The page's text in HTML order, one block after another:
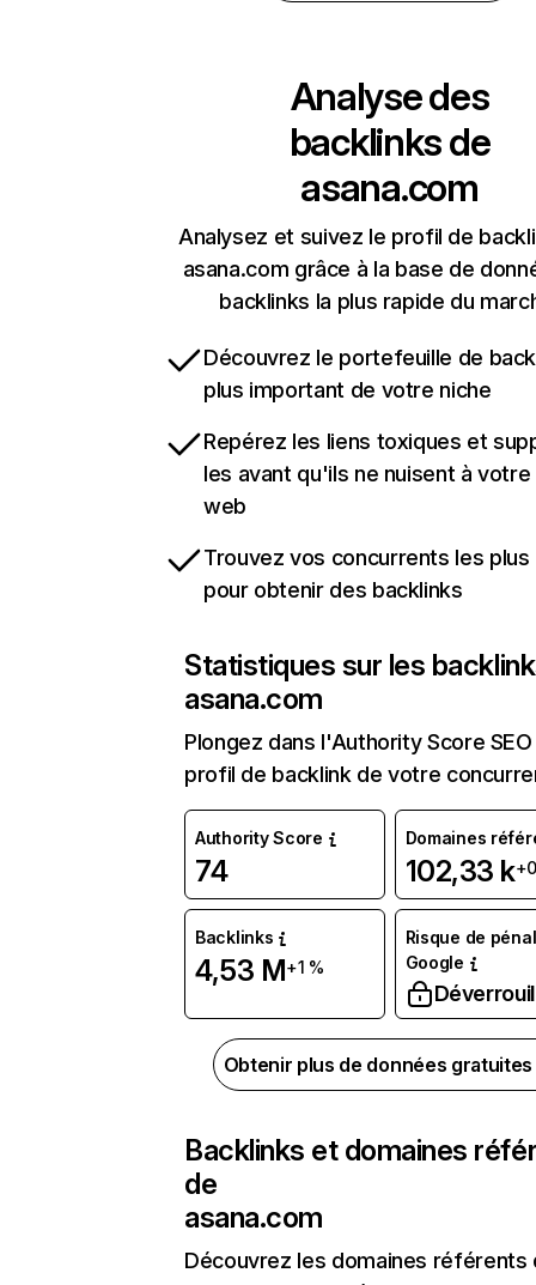
Analyse des
backlinks de
asana.com
Analysez et suivez le profil de
asana.com grâce à la base de
backlinks la plus rapide du
Découvrez le portefeuille de
plus important de votre niche
Repérez les liens toxiques et
les avant qu'ils ne nuisent à
web
Trouvez vos concurrents les
pour obtenir des backlinks
Statistiques sur les
asana.com
Plongez dans l'Authority Score
profil de backlink de votre
Authority Score
74
Domaines
102,33 k
Backlinks
4,53 M+1 %
Risque de
Google
Obtenir plus de données
Backlinks et domaines
de
asana.com
Découvrez les domaines référents